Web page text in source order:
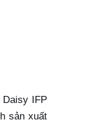
Daisy IFP
sản xuất